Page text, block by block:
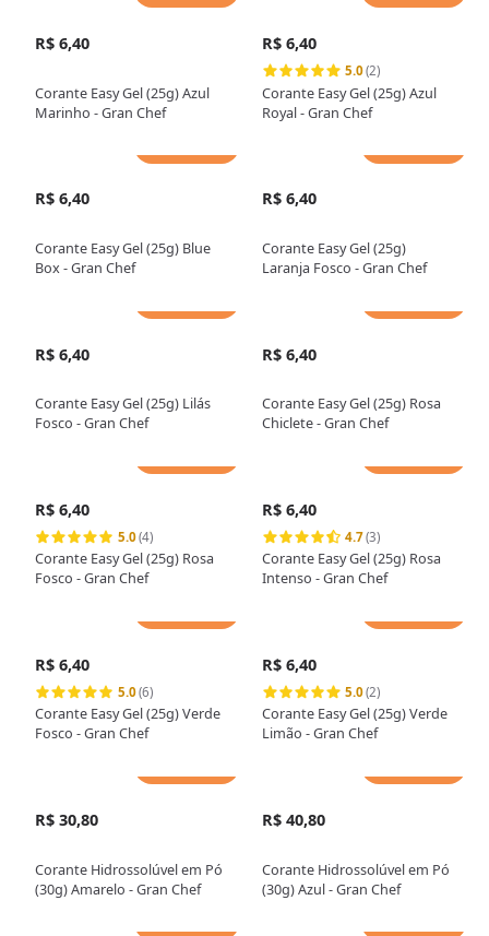
R$ 6,40
Corante Easy Gel (25g) Azul
Marinho - Gran Chef
R$ 6,40
5.0(2)
Corante Easy Gel (25g) Azul
Royal - Gran Chef
R$ 6,40
Corante Easy Gel (25g) Blue
Box - Gran Chef
R$ 6,40
Corante Easy Gel (25g)
Laranja Fosco - Gran Chef
R$ 6,40
Corante Easy Gel (25g) Lilás
Fosco - Gran Chef
R$ 6,40
Corante Easy Gel (25g) Rosa
Chiclete - Gran Chef
R$ 6,40
5.0(4)
Corante Easy Gel (25g) Rosa
Fosco - Gran Chef
R$ 6,40
4.7(3)
Corante Easy Gel (25g) Rosa
Intenso - Gran Chef
R$ 6,40
5.0(6)
Corante Easy Gel (25g) Verde
Fosco - Gran Chef
R$ 6,40
5.0(2)
Corante Easy Gel (25g) Verde
Limão - Gran Chef
R$ 30,80
Corante Hidrossolúvel em Pó
(30g) Amarelo - Gran Chef
R$ 40,80
Corante Hidrossolúvel em Pó
(30g) Azul - Gran Chef